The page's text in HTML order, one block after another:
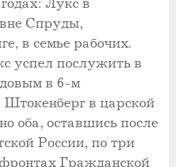
Лукс в
Спруды,
в семье рабочих.
успел послужить в
в 6-м
в царской
оба, оставшись после
России, по три
Гражданской